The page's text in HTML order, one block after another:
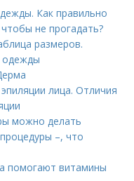
Как правильно
не прогадать?
размеров.
одежды
лица. Отличия
можно делать
–, что
помогают витамины